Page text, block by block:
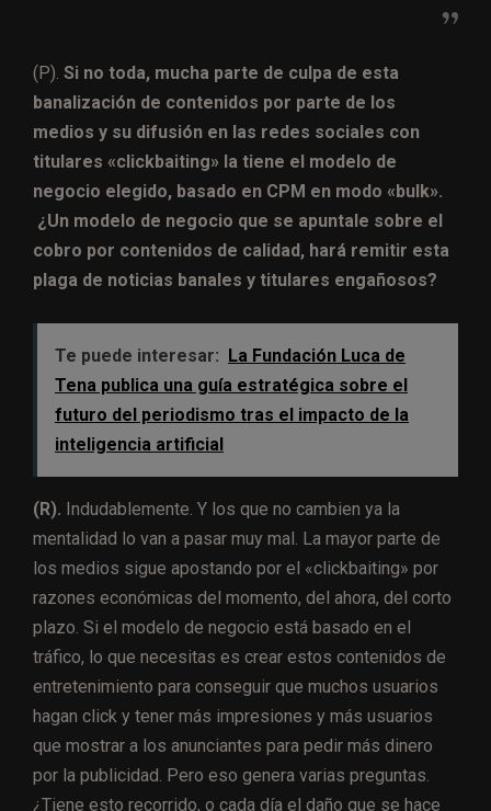
(P). Si no toda, mucha parte de culpa de esta
banalización de contenidos por parte de los
medios y su difusión en las redes sociales con
titulares «clickbaiting» la tiene el modelo de
negocio elegido, basado en CPM en modo «bulk».
¿Un modelo de negocio que se apuntale sobre el
cobro por contenidos de calidad, hará remitir esta
plaga de noticias banales y titulares engañosos?
Te puede interesar:
La Fundación Luca de
Tena publica una guía estratégica sobre el
futuro del periodismo tras el impacto de la
inteligencia artificial
(R). Indudablemente. Y los que no cambien ya la
mentalidad lo van a pasar muy mal. La mayor parte de
los medios sigue apostando por el «clickbaiting» por
razones económicas del momento, del ahora, del corto
plazo. Si el modelo de negocio está basado en el
tráfico, lo que necesitas es crear estos contenidos de
entretenimiento para conseguir que muchos usuarios
hagan click y tener más impresiones y más usuarios
que mostrar a los anunciantes para pedir más dinero
por la publicidad. Pero eso genera varias preguntas.
¿Tiene esto recorrido, o cada día el daño que se hace